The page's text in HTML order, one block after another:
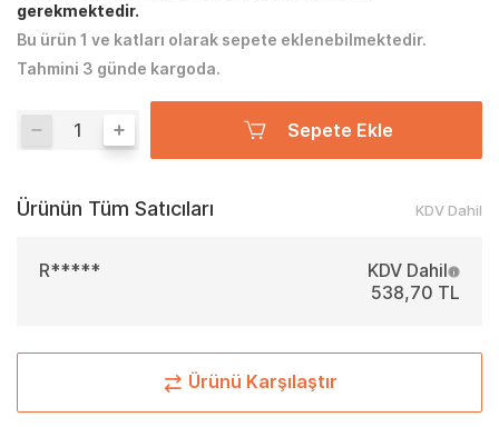
gerekmektedir.
Bu ürün 1 ve katları olarak sepete eklenebilmektedir.
Tahmini 3 günde kargoda.
Sepete Ekle
Ürünün Tüm Satıcıları KDV Dahil
R*****
KDV Dahil
538,70 TL
Ürünü Karşılaştır